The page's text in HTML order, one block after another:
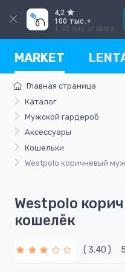
4,2
100 тыс.+
1,92 тыс. отзыва
MARKET
Главная страница
Каталог
Мужской гардероб
Аксессуары
Кошельки
Westpolo коричневый
Westpolo
кошелёк
( 3.40 )